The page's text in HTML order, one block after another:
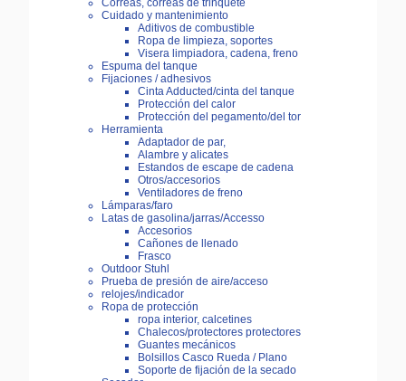
Correas, correas de trinquete
Cuidado y mantenimiento
Aditivos de combustible
Ropa de limpieza, soportes
Visera limpiadora, cadena, freno
Espuma del tanque
Fijaciones / adhesivos
Cinta Adducted/cinta del tanque
Protección del calor
Protección del pegamento/del tor
Herramienta
Adaptador de par,
Alambre y alicates
Estandos de escape de cadena
Otros/accesorios
Ventiladores de freno
Lámparas/faro
Latas de gasolina/jarras/Accesso
Accesorios
Cañones de llenado
Frasco
Outdoor Stuhl
Prueba de presión de aire/acceso
relojes/indicador
Ropa de protección
ropa interior, calcetines
Chalecos/protectores protectores
Guantes mecánicos
Bolsillos Casco Rueda / Plano
Soporte de fijación de la secado